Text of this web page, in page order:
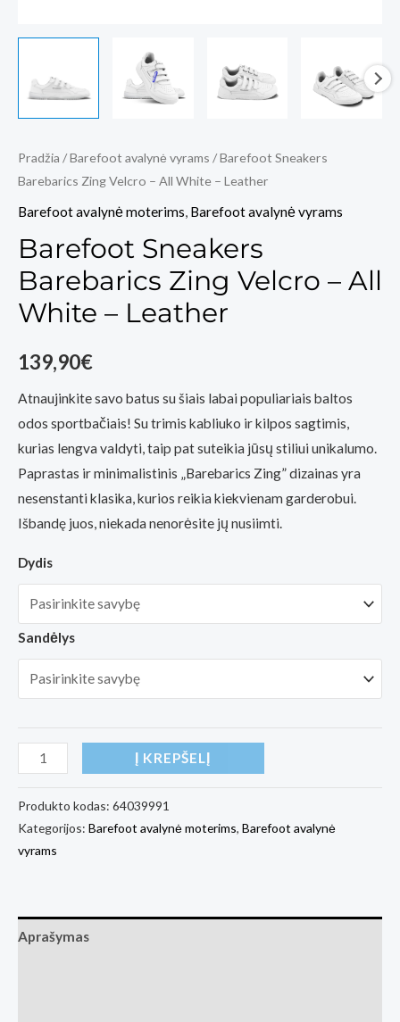
Pradžia /Barefoot avalynė vyrams / Barefoot Sneakers
Barebarics Zing Velcro – All White – Leather
Barefoot avalynė moterims, Barefoot avalynė vyrams
Barefoot Sneakers
Barebarics Zing Velcro – All
White – Leather
139,90€
Atnaujinkite savo batus su šiais labai populiariais baltos
odos sportbačiais! Su trimis kabliuko ir kilpos sagtimis,
kurias lengva valdyti, taip pat suteikia jūsų stiliui unikalumo.
Paprastas ir minimalistinis „Barebarics Zing” dizainas yra
nesenstanti klasika, kurios reikia kiekvienam garderobui.
Išbandę juos, niekada nenorėsite jų nusiimti.
Dydis
Sandėlys
produkto
Barefoot
Sneakers
Barebarics
-
Į KREPŠELĮ
Produkto kodas: 64039991
Kategorijos: Barefoot avalynė moterims, Barefoot avalynė
vyrams
Aprašymas